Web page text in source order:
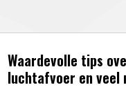
Waardevolle tips
luchtafvoer en veel